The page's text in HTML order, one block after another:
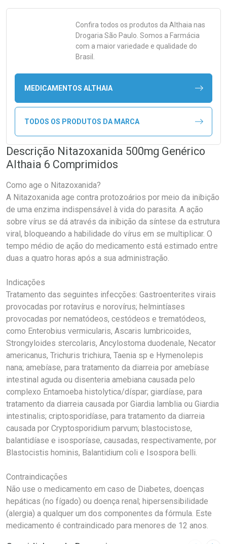
Confira todos os produtos da Althaia nas
Drogaria São Paulo. Somos a Farmácia
com a maior variedade e qualidade do
Brasil.
MEDICAMENTOS ALTHAIA
TODOS OS PRODUTOS DA MARCA
Descrição Nitazoxanida 500mg Genérico
Althaia 6 Comprimidos
Como age o Nitazoxanida?
A Nitazoxanida age contra protozoários por meio da inibição
de uma enzima indispensável à vida do parasita. A ação
sobre vírus se dá através da inibição da síntese da estrutura
viral, bloqueando a habilidade do vírus em se multiplicar. O
tempo médio de ação do medicamento está estimado entre
duas a quatro horas após a sua administração.
Indicações
Tratamento das seguintes infecções: Gastroenterites virais
provocadas por rotavírus e norovírus; helmintíases
provocadas por nematódeos, cestódeos e trematódeos,
como Enterobius vermicularis, Ascaris lumbricoides,
Strongyloides stercolaris, Ancylostoma duodenale, Necator
americanus, Trichuris trichiura, Taenia sp e Hymenolepis
nana; amebíase, para tratamento da diarreia por amebíase
intestinal aguda ou disenteria amebiana causada pelo
complexo Entamoeba histolytica/díspar; giardíase, para
tratamento da diarreia causada por Giardia lamblia ou Giardia
intestinalis; criptosporidíase, para tratamento da diarreia
causada por Cryptosporidium parvum; blastocistose,
balantidíase e isosporíase, causadas, respectivamente, por
Blastocistis hominis, Balantidium coli e Isospora belli.
Contraindicações
Não use o medicamento em caso de Diabetes, doenças
hepáticas (no fígado) ou doença renal; hipersensibilidade
(alergia) a qualquer um dos componentes da fórmula. Este
medicamento é contraindicado para menores de 12 anos.